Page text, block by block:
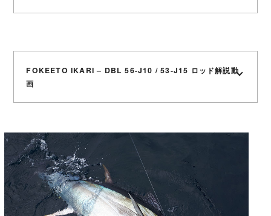
FOKEETO IKARI – DBL 56-J10 / 53-J15 ロッド解説動
画